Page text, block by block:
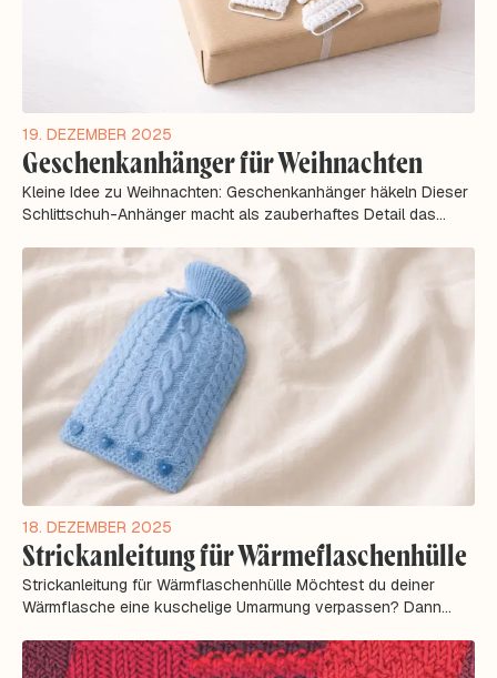
19. DEZEMBER 2025
Geschenkanhänger für Weihnachten
Kleine Idee zu Weihnachten: Geschenkanhänger häkeln Dieser
Schlittschuh-Anhänger macht als zauberhaftes Detail das
18. DEZEMBER 2025
Strickanleitung für Wärmeflaschenhülle
Strickanleitung für Wärmflaschenhülle Möchtest du deiner
Wärmflasche eine kuschelige Umarmung verpassen? Dann